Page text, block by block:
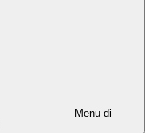
Menu di